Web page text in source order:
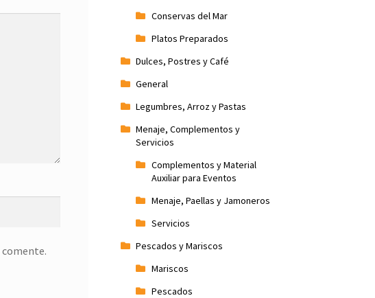
comente.
Conservas del Mar
Platos Preparados
Dulces, Postres y Café
General
Legumbres, Arroz y Pastas
Menaje, Complementos y
Servicios
Complementos y Material
Auxiliar para Eventos
Menaje, Paellas y Jamoneros
Servicios
Pescados y Mariscos
Mariscos
Pescados